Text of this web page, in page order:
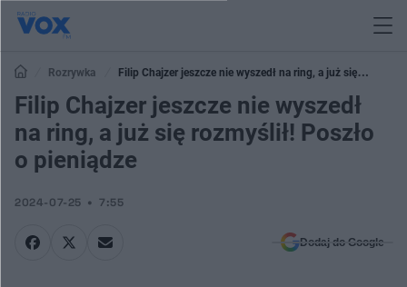
Rozrywka
Filip Chajzer jeszcze nie wyszedł na ring, a już się
rozmyślił! Poszło o pieniądze
Filip Chajzer jeszcze nie wyszedł
na ring, a już się rozmyślił! Poszło
o pieniądze
2024-07-25 7:55
Dodaj do Google